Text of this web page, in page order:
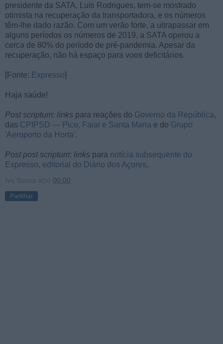
presidente da SATA, Luís Rodrigues, tem-se mostrado
otimista na recuperação da transportadora, e os números
têm-lhe dado razão. Com um verão forte, a ultrapassar em
alguns períodos os números de 2019, a SATA operou a
cerca de 80% do período de pré-pandemia. Apesar da
recuperação, não há espaço para voos deficitários.
[Fonte: Expresso]
Haja saúde!
Post scriptum: links para reações do Governo da República,
das CPIPSD — Pico, Faial e Santa Maria e do Grupo
'Aeroporto da Horta'.
Post post scriptum: links para notícia subsequente do
Expresso, editorial do Diário dos Açores,
Ivo Sousa à(s) 00:00
Partilhar